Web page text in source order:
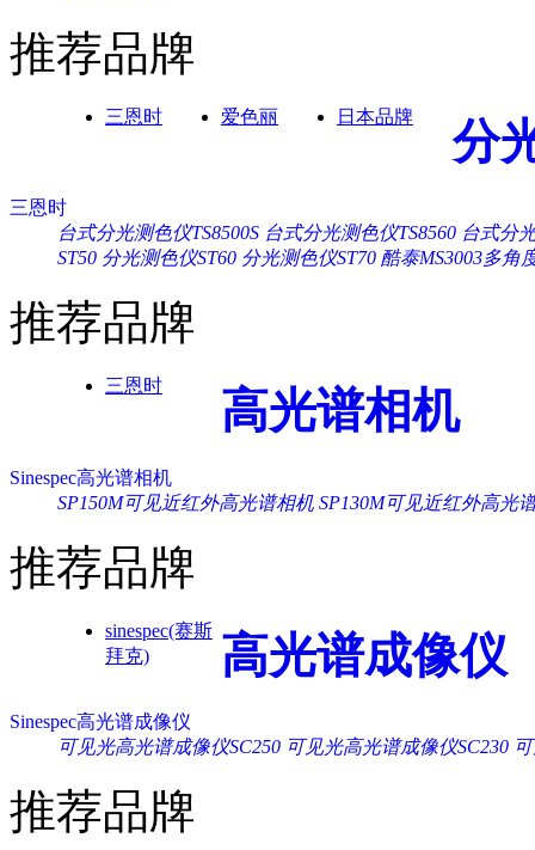
推荐品牌
三恩时 爱色丽 日本品牌 分
三恩时
台式分光测色仪TS8500S 台式分光测色仪TS8560 台式分
ST50 分光测色仪ST60 分光测色仪ST70 酷泰MS3003多角
推荐品牌
三恩时 高光谱相机
Sinespec高光谱相机
SP150M可见近红外高光谱相机 SP130M可见近红外高光
推荐品牌
sinespec(赛斯
拜克)
高光谱成像仪
Sinespec高光谱成像仪
可见光高光谱成像仪SC250 可见光高光谱成像仪SC230
推荐品牌